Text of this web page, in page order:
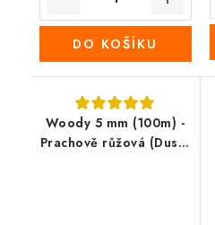
DO KOŠÍKU
Woody 5 mm (100m) -
Prachově růžová (Dusty